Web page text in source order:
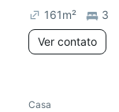
161m²
3
Ver contato
Casa